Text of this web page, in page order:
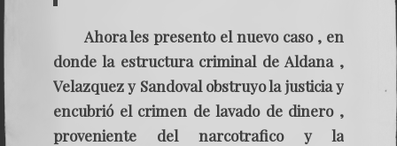
Ahora les presento el nuevo caso , en
donde la estructura criminal de Aldana ,
Velazquez y Sandoval obstruyo la justicia y
encubrió el crimen de lavado de dinero ,
proveniente del narcotrafico y la